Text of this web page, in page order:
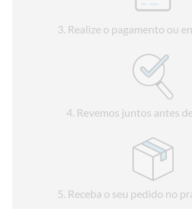
3. Realize o pagamento ou
4. Revemos juntos antes
5. Receba o seu pedido no